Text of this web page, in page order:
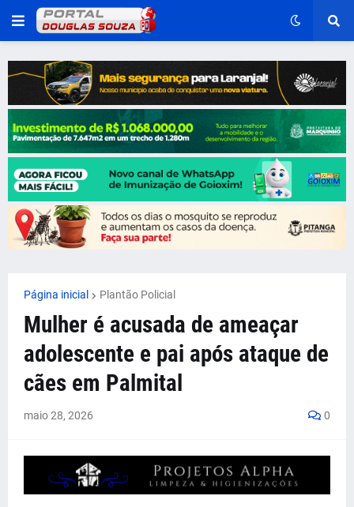
Página inicial Plantão Policial
Mulher é acusada de ameaçar
adolescente e pai após ataque de
cães em Palmital
maio 28, 2026 0